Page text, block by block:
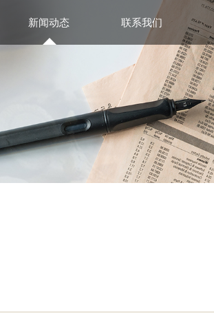
新闻动态 联系我们